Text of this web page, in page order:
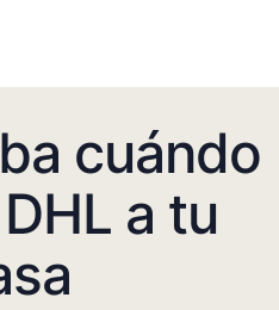
cuándo
a tu